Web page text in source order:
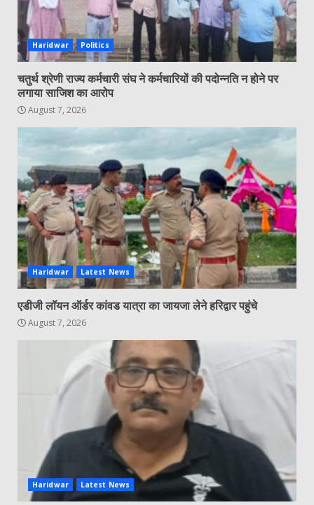
Haridwar Politics
चतुर्थ श्रेणी राज्य कर्मचारी संघ ने कर्मचारियों की पदोन्नति न होने पर
लगाया साजिश का आरोप
August 7, 2026
Haridwar Latest News
एडीजी लॉयन ऑर्डर कांवड यात्रा का जायजा लेने हरिद्वार पहुंचे
August 7, 2026
Haridwar Latest News